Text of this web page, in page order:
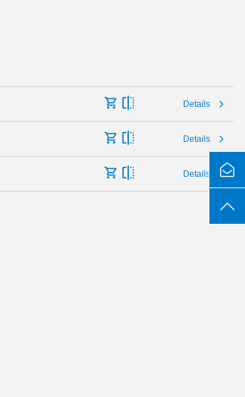
Details
Details
Details